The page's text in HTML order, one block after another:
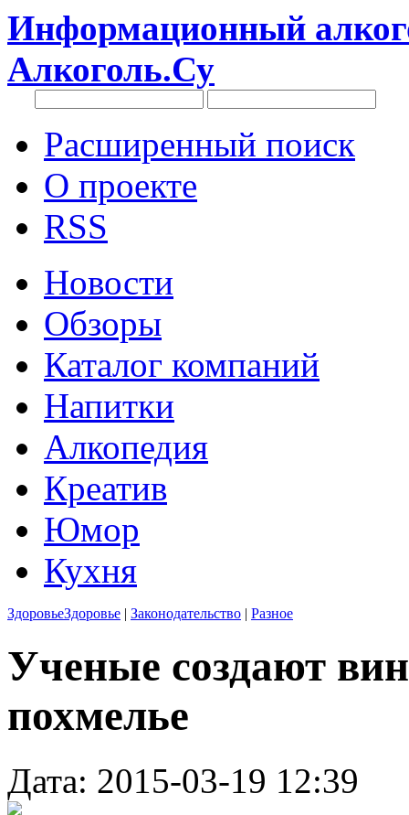
Информационный
Алкоголь.Су
Расширенный поиск
О проекте
RSS
Новости
Обзоры
Каталог компаний
Напитки
Алкопедия
Креатив
Юмор
Кухня
ЗдоровьеЗдоровье | Законодательство | Разное
Ученые создают
похмелье
Дата: 2015-03-19 12:39